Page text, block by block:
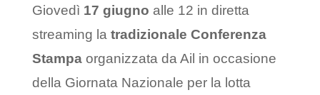
Giovedì 17 giugno alle 12 in diretta
streaming latradizionale Conferenza
Stampaorganizzata da Ail in occasione
della Giornata Nazionale per la lotta